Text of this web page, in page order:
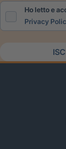
Ho letto e
Privacy